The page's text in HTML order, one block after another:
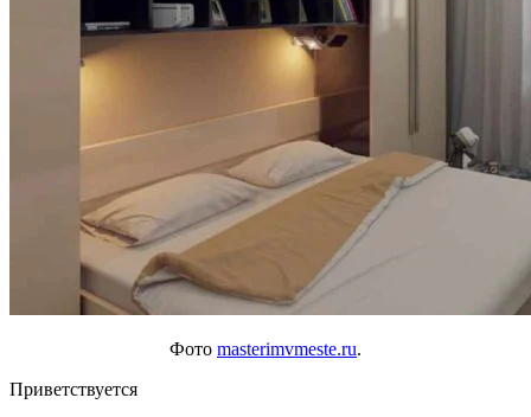
Фото masterimvmeste.ru.
Приветствуется